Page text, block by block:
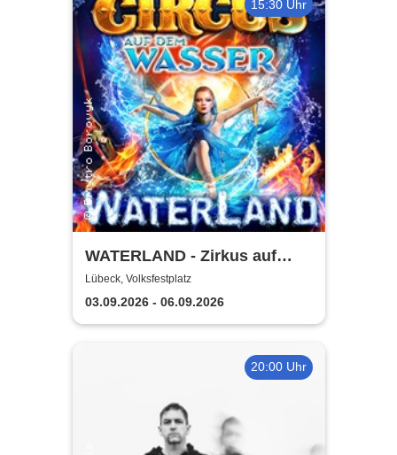
15:30 Uhr
WATERLAND - Zirkus auf
dem Wasser | Lübeck
Lübeck, Volksfestplatz
03.09.2026 - 06.09.2026
20:00 Uhr